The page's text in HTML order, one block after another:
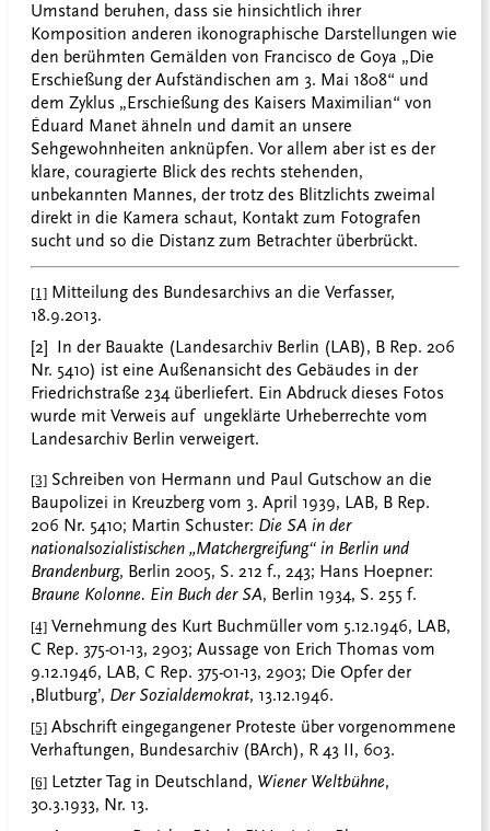
Umstand beruhen, dass sie hinsichtlich ihrer
Komposition anderen ikonographische Darstellungen wie
den berühmten Gemälden von Francisco de Goya „Die
Erschießung der Aufständischen am 3. Mai 1808“ und
dem Zyklus „Erschießung des Kaisers Maximilian“ von
Éduard Manet ähneln und damit an unsere
Sehgewohnheiten anknüpfen. Vor allem aber ist es der
klare, couragierte Blick des rechts stehenden,
unbekannten Mannes, der trotz des Blitzlichts zweimal
direkt in die Kamera schaut, Kontakt zum Fotografen
sucht und so die Distanz zum Betrachter überbrückt.
[1] Mitteilung des Bundesarchivs an die Verfasser,
18.9.2013.
[2] In der Bauakte (Landesarchiv Berlin (LAB), B Rep. 206
Nr. 5410) ist eine Außenansicht des Gebäudes in der
Friedrichstraße 234 überliefert. Ein Abdruck dieses Fotos
wurde mit Verweis auf ungeklärte Urheberrechte vom
Landesarchiv Berlin verweigert.
[3] Schreiben von Hermann und Paul Gutschow an die
Baupolizei in Kreuzberg vom 3. April 1939, LAB, B Rep.
206 Nr. 5410; Martin Schuster: Die SA in der
nationalsozialistischen „Matchergreifung“ in Berlin und
Brandenburg, Berlin 2005, S. 212 f., 243; Hans Hoepner:
Braune Kolonne. Ein Buch der SA, Berlin 1934, S. 255 f.
[4] Vernehmung des Kurt Buchmüller vom 5.12.1946, LAB,
C Rep. 375-01-13, 2903; Aussage von Erich Thomas vom
9.12.1946, LAB, C Rep. 375-01-13, 2903; Die Opfer der
‚Blutburg’, Der Sozialdemokrat, 13.12.1946.
[5] Abschrift eingegangener Proteste über vorgenommene
Verhaftungen, Bundesarchiv (BArch), R 43 II, 603.
[6] Letzter Tag in Deutschland, Wiener Weltbühne,
30.3.1933, Nr. 13.